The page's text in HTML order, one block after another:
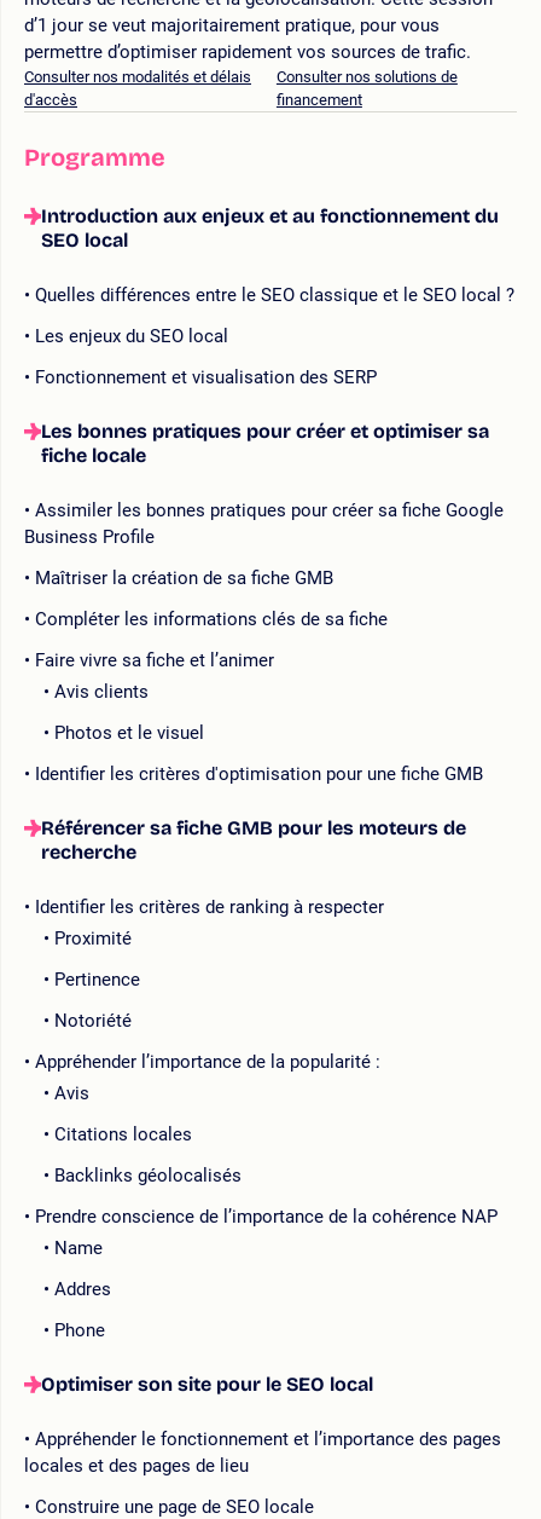
d’1 jour se veut majoritairement pratique, pour vous
permettre d’optimiser rapidement vos sources de trafic.
Consulter nos modalités et délais
d'accès
Consulter nos solutions de
financement
Programme
Introduction aux enjeux et au fonctionnement du
SEO local
Quelles différences entre le SEO classique et le SEO local ?
Les enjeux du SEO local
Fonctionnement et visualisation des SERP
Les bonnes pratiques pour créer et optimiser sa
fiche locale
Assimiler les bonnes pratiques pour créer sa fiche Google
Business Profile
Maîtriser la création de sa fiche GMB
Compléter les informations clés de sa fiche
Faire vivre sa fiche et l’animer
Avis clients
Photos et le visuel
Identifier les critères d'optimisation pour une fiche GMB
Référencer sa fiche GMB pour les moteurs de
recherche
Identifier les critères de ranking à respecter
Proximité
Pertinence
Notoriété
Appréhender l’importance de la popularité :
Avis
Citations locales
Backlinks géolocalisés
Prendre conscience de l’importance de la cohérence NAP
Name
Addres
Phone
Optimiser son site pour le SEO local
Appréhender le fonctionnement et l’importance des pages
locales et des pages de lieu
Construire une page de SEO locale